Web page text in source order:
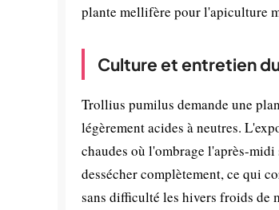
plante mellifère pour l'apiculture
Culture et entretien
Trollius pumilus demande une
légèrement acides à neutres.
chaudes où l'ombrage l'après-
dessécher complètement, ce qui
sans difficulté les hivers froids de